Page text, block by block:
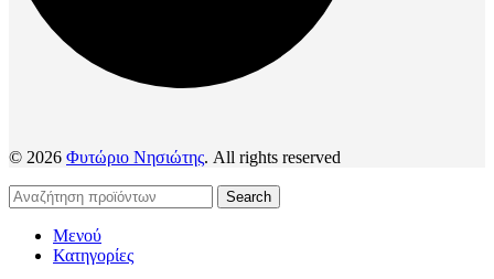
© 2026 Φυτώριο Νησιώτης. All rights reserved
Search
Μενού
Κατηγορίες